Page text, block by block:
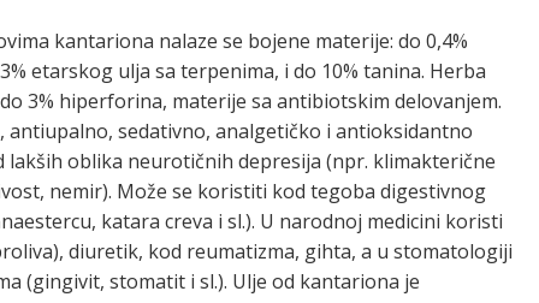
kantariona nalaze se bojene materije: do 0,4%
etarskog ulja sa terpenima, i do 10% tanina. Herba
3% hiperforina, materije sa antibiotskim delovanjem.
sedativno, analgetičko i antioksidantno
lakših oblika neurotičnih depresija (npr. klimakterične
nemir). Može se koristiti kod tegoba digestivnog
katara creva i sl.). U narodnoj medicini koristi
diuretik, kod reumatizma, gihta, a u stomatologiji
(gingivit, stomatit i sl.). Ulje od kantariona je